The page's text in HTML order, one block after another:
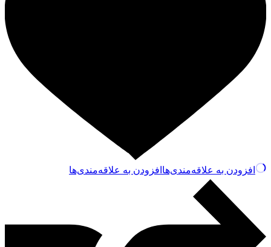
افزودن به علاقه‌مندی‌ها افزودن به علاقه‌مندی‌ها